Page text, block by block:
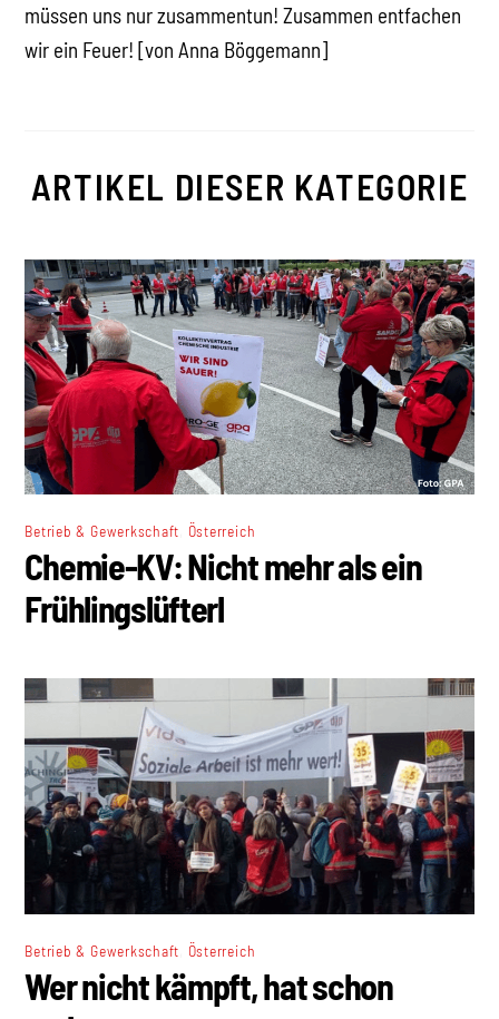
müssen uns nur zusammentun! Zusammen entfachen
wir ein Feuer! [von Anna Böggemann]
ARTIKEL DIESER KATEGORIE
Betrieb & Gewerkschaft Österreich
Chemie-KV: Nicht mehr als ein
Frühlingslüfterl
Betrieb & Gewerkschaft Österreich
Wer nicht kämpft, hat schon